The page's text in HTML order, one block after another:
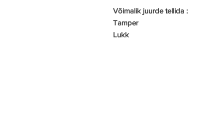
Võimalik juurde tellida :
Tamper
Lukk